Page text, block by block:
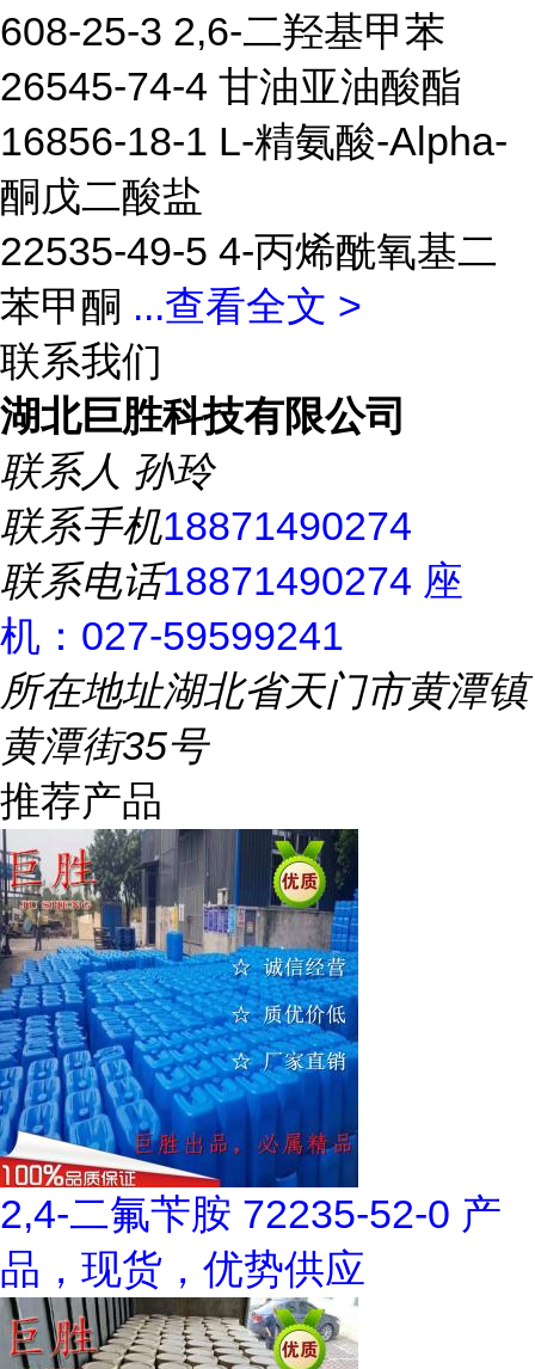
608-25-3 2,6-二羟基甲苯
26545-74-4 甘油亚油酸酯
16856-18-1 L-精氨酸-Alpha-
酮戊二酸盐
22535-49-5 4-丙烯酰氧基二
苯甲酮 ...查看全文 >
联系我们
湖北巨胜科技有限公司
联系人 孙玲
联系手机18871490274
联系电话18871490274 座
机：027-59599241
所在地址湖北省天门市黄潭镇
黄潭街35号
推荐产品
2,4-二氟苄胺 72235-52-0 产
品，现货，优势供应